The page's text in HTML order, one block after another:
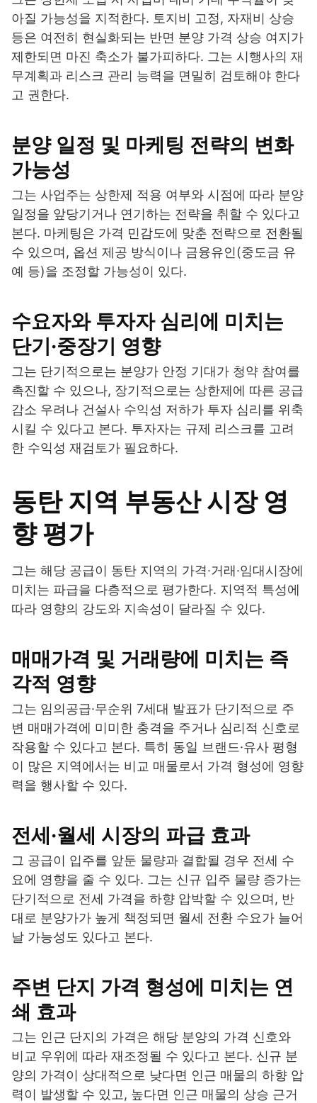
아질 가능성을 지적한다. 토지비 고정, 자재비 상승
등은 여전히 현실화되는 반면 분양 가격 상승 여지가
제한되면 마진 축소가 불가피하다. 그는 시행사의 재
무계획과 리스크 관리 능력을 면밀히 검토해야 한다
고 권한다.
분양 일정 및 마케팅 전략의 변화
가능성
그는 사업주는 상한제 적용 여부와 시점에 따라 분양
일정을 앞당기거나 연기하는 전략을 취할 수 있다고
본다. 마케팅은 가격 민감도에 맞춘 전략으로 전환될
수 있으며, 옵션 제공 방식이나 금융유인(중도금 유
예 등)을 조정할 가능성이 있다.
수요자와 투자자 심리에 미치는
단기·중장기 영향
그는 단기적으로는 분양가 안정 기대가 청약 참여를
촉진할 수 있으나, 장기적으로는 상한제에 따른 공급
감소 우려나 건설사 수익성 저하가 투자 심리를 위축
시킬 수 있다고 본다. 투자자는 규제 리스크를 고려
한 수익성 재검토가 필요하다.
동탄 지역 부동산 시장 영
향 평가
그는 해당 공급이 동탄 지역의 가격·거래·임대시장에
미치는 파급을 다층적으로 평가한다. 지역적 특성에
따라 영향의 강도와 지속성이 달라질 수 있다.
매매가격 및 거래량에 미치는 즉
각적 영향
그는 임의공급·무순위 7세대 발표가 단기적으로 주
변 매매가격에 미미한 충격을 주거나 심리적 신호로
작용할 수 있다고 본다. 특히 동일 브랜드·유사 평형
이 많은 지역에서는 비교 매물로서 가격 형성에 영향
력을 행사할 수 있다.
전세·월세 시장의 파급 효과
그 공급이 입주를 앞둔 물량과 결합될 경우 전세 수
요에 영향을 줄 수 있다. 그는 신규 입주 물량 증가는
단기적으로 전세 가격을 하향 압박할 수 있으며, 반
대로 분양가가 높게 책정되면 월세 전환 수요가 늘어
날 가능성도 있다고 본다.
주변 단지 가격 형성에 미치는 연
쇄 효과
그는 인근 단지의 가격은 해당 분양의 가격 신호와
비교 우위에 따라 재조정될 수 있다고 본다. 신규 분
양의 가격이 상대적으로 낮다면 인근 매물의 하향 압
력이 발생할 수 있고, 높다면 인근 매물의 상승 근거